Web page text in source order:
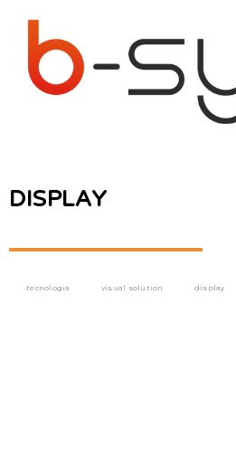
DISPLAY
tecnologia visual solution display